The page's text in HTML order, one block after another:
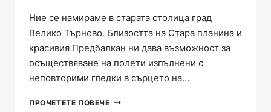
Ние се намираме в старата столица град
Велико Търново. Близостта на Стара планина и
красивия Предбалкан ни дава възможност за
осъществяване на полети изпълнени с
неповторими гледки в сърцето на…
ПРОЧЕТЕТЕ ПОВЕЧЕКЪДЕ